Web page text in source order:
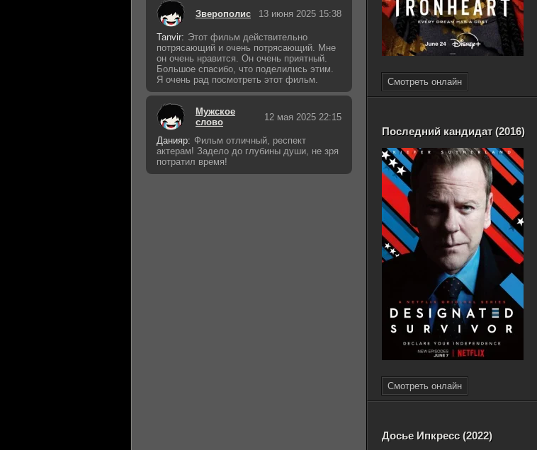
Смотреть онлайн
Последний кандидат (2016)
Смотреть онлайн
Досье Ипкресс (2022)
Зверополис 13 июня 2025 15:38
Tanvir: Этот фильм действительно
потрясающий и очень потрясающий. Мне
он очень нравится. Он очень приятный.
Большое спасибо, что поделились этим.
Я очень рад посмотреть этот фильм.
Мужское
слово
12 мая 2025 22:15
Данияр: Фильм отличный, респект
актерам! Задело до глубины души, не зря
потратил время!